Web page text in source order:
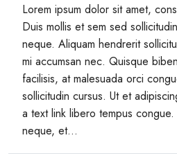
Lorem ipsum dolor sit amet,
Duis mollis et sem sed
neque. Aliquam hendrerit
mi accumsan nec. Quisque
facilisis, at malesuada orci
sollicitudin cursus. Ut et
a text link libero tempus
neque, et...